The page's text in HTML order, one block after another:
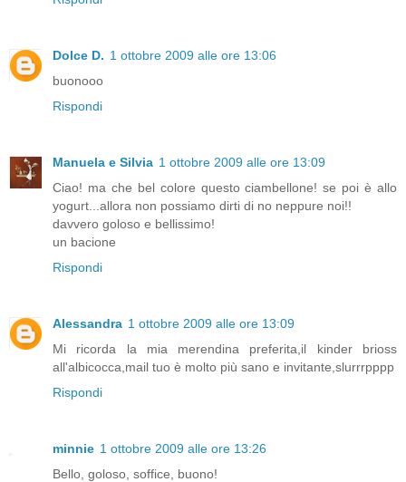
Dolce D. 1 ottobre 2009 alle ore 13:06
buonooo
Rispondi
Manuela e Silvia 1 ottobre 2009 alle ore 13:09
Ciao! ma che bel colore questo ciambellone! se poi è allo
yogurt...allora non possiamo dirti di no neppure noi!!
davvero goloso e bellissimo!
un bacione
Rispondi
Alessandra 1 ottobre 2009 alle ore 13:09
Mi ricorda la mia merendina preferita,il kinder brioss
all'albicocca,mail tuo è molto più sano e invitante,slurrrpppp
Rispondi
minnie 1 ottobre 2009 alle ore 13:26
Bello, goloso, soffice, buono!